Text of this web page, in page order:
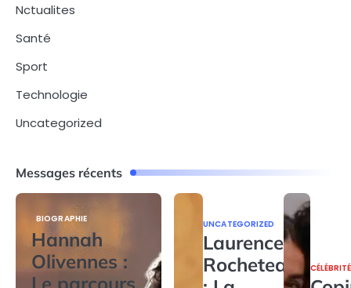
Nctualites
Santé
Sport
Technologie
Uncategorized
Messages récents
BIOGRAPHIE
Hannah
Olivennes :
Le parcours
UNCATEGORIZED
Laurence
Rocheteau